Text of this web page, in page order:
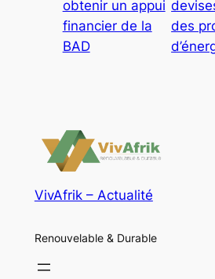
obtenir un appui
financier de la
BAD
des
VivAfrik – Actualité
Renouvelable & Durable